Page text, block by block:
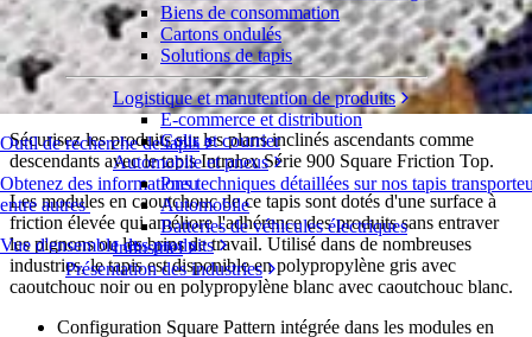
Outil de recherche de tapis
Obtenez des informations techniques détaillées sur nos tapis
entre autres
Vue d'ensemble des produits
Biens de consommation
Cartons ondulés
Solutions de tapis
Logistique et manutention de produits
E-commerce et distribution
Colis et courrier
Automobile et pneus
Pneu
Automobile
Batteries de véhicules électriques
Industriel
Présentation des industries
Square Friction Top
Série 900
Répartition Demande de devis
Sécurisez les produits sur les plans inclinés ascendants comme
descendants avec le tapis Intralox Série 900 Square Friction Top.
Les modules en caoutchouc de ce tapis sont dotés d'une surface à
friction élevée qui améliore l'adhérence des produits sans entraver
les pignons ou les brins de travail. Utilisé dans de nombreuses
industries, le tapis est disponible en polypropylène gris avec
caoutchouc noir ou en polypropylène blanc avec caoutchouc blanc.
Configuration Square Pattern intégrée dans les modules en